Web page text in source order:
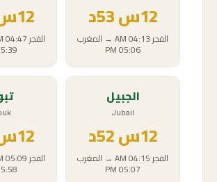
12س
الفجر04:13 AM
→ المغرب
05:06 PM
12
الفجر04:47 AM
PM
الجبيل
Jubail
12س
الفجر04:15 AM
→ المغرب
05:07 PM
12
الفجر05:09 AM
PM